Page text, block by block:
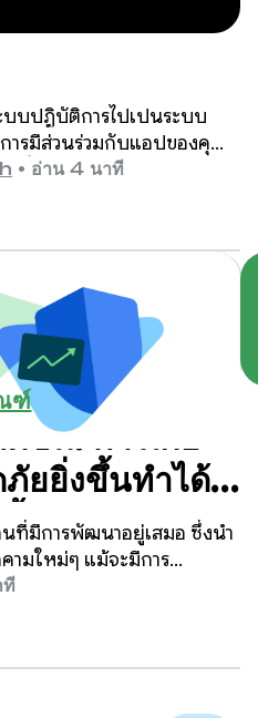
ฉริยะใน
บปฏิบัติการไปเป็นระบบ
การมีส่วนร่วมกับแอปของคุณ
นี้ระหว่างงาน The Android
• อ่าน 4 นาที
ฑ์
ขึ้น: การเผย
ยยิ่งขึ้นทำได้
น
ที่มีการพัฒนาอยู่เสมอ ซึ่งนำ
ามใหม่ๆ แม้จะมีการ
และ Google Play ยัง
นล้านคนสามารถเพลิดเพลิน
ฒนาแอปสามารถสร้างสรรค์
ที